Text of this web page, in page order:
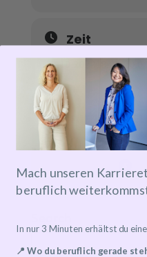
Zeit
27.10.2022 18:00-20:00
HIER
Mach unseren
beruflich
In nur 3 Minuten erhältst du
📍 Wo du beruflich gerade